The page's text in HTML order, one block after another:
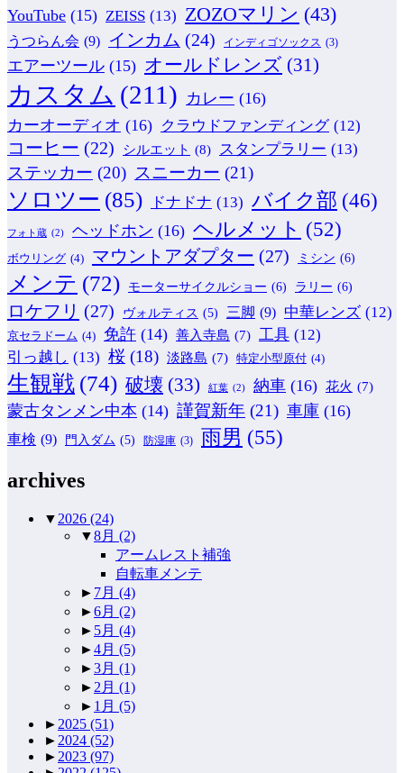
YouTube (15) ZEISS (13) ZOZOマリン (43)
うつらん会 (9) インカム (24) インディゴソックス (3)
エアーツール (15) オールドレンズ (31)
カスタム (211) カレー (16)
カーオーディオ (16) クラウドファンディング (12)
コーヒー (22) シルエット (8) スタンプラリー (13)
ステッカー (20) スニーカー (21)
ソロツー (85) ドナドナ (13) バイク部 (46)
フォト蔵 (2) ヘッドホン (16) ヘルメット (52)
ボウリング (4) マウントアダプター (27) ミシン (6)
メンテ (72) モーターサイクルショー (6) ラリー (6)
ロケフリ (27) ヴォルティス (5) 三脚 (9) 中華レンズ (12)
京セラドーム (4) 免許 (14) 善入寺島 (7) 工具 (12)
引っ越し (13) 桜 (18) 淡路島 (7) 特定小型原付 (4)
生観戦 (74) 破壊 (33) 紅葉 (2) 納車 (16) 花火 (7)
蒙古タンメン中本 (14) 謹賀新年 (21) 車庫 (16)
車検 (9) 門入ダム (5) 防湿庫 (3) 雨男 (55)
archives
▼ 2026 (24)
▼8月 (2)
アームレスト補強
自転車メンテ
► 7月 (4)
►6月 (2)
► 5月 (4)
►4月 (5)
►3月 (1)
► 2月 (1)
► 1月 (5)
► 2025 (51)
► 2024 (52)
► 2023 (97)